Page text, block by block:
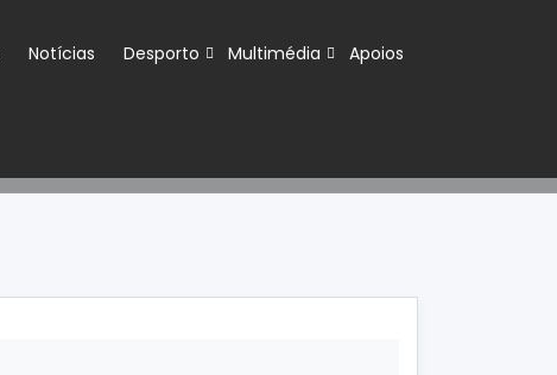
Notícias Desporto Multimédia Apoios